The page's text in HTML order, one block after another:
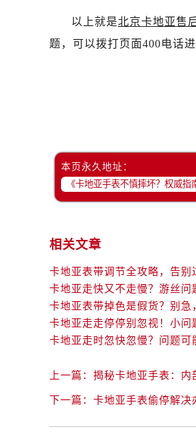
以上就是北京卡地亚售
题，可以拨打页面400电话
本页永久地址：
相关文章
卡地亚表带调节全攻略，告别
卡地亚走快又不走慢？游丝问
卡地亚表带掉色是假货？别
卡地亚走走停停别忽视！小问
卡地亚走时忽快忽慢？问题可
上一篇： 揭秘卡地亚手表：内
下一篇： 卡地亚手表偷停解决